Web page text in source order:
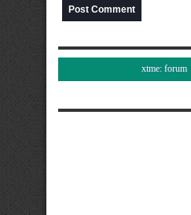
xtme: forum